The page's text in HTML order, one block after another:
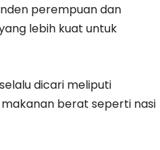
perempuan dan
lebih kuat untuk
dicari meliputi
berat seperti nasi